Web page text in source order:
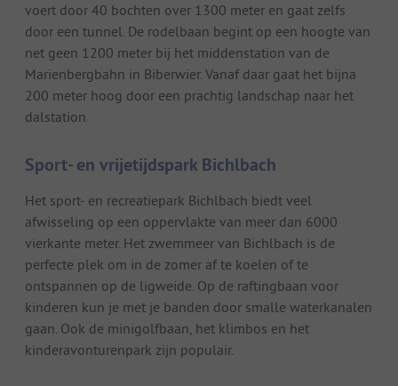
voert door 40 bochten over 1300 meter en gaat zelfs
door een tunnel. De rodelbaan begint op een hoogte van
net geen 1200 meter bij het middenstation van de
Marienbergbahn in Biberwier. Vanaf daar gaat het bijna
200 meter hoog door een prachtig landschap naar het
dalstation.
Sport- en vrijetijdspark Bichlbach
Het sport- en recreatiepark Bichlbach biedt veel
afwisseling op een oppervlakte van meer dan 6000
vierkante meter. Het zwemmeer van Bichlbach is de
perfecte plek om in de zomer af te koelen of te
ontspannen op de ligweide. Op de raftingbaan voor
kinderen kun je met je banden door smalle waterkanalen
gaan. Ook de minigolfbaan, het klimbos en het
kinderavonturenpark zijn populair.